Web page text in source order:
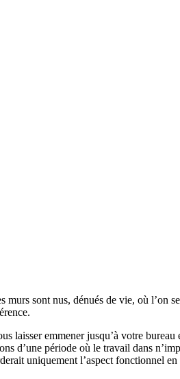
sont nus, dénués de vie, où l’on
emmener jusqu’à votre
d’une période où le travail dans
uniquement l’aspect fonctionnel